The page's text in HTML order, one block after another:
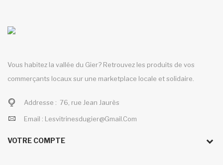
Vous habitez la vallée du Gier? Retrouvez les produits de vos
commerçants locaux sur une marketplace locale et solidaire.
Addresse : 76, rue Jean Jaurès
Email : Lesvitrinesdugier@gmail.com
VOTRE COMPTE